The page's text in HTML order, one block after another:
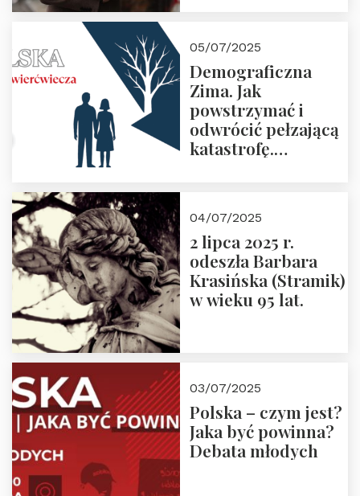
05/07/2025
Demograficzna
Zima. Jak
powstrzymać i
odwrócić pełzającą
katastrofę.
Nowego
Ćwierćwiecza”
04/07/2025
2 lipca 2025 r.
odeszła Barbara
Krasińska (Stramik)
w wieku 95 lat.
03/07/2025
Polska – czym jest?
Jaka być powinna?
Debata młodych